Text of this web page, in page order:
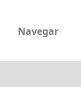
Navegar